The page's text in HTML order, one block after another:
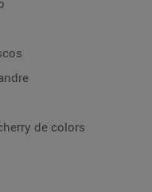
de colors